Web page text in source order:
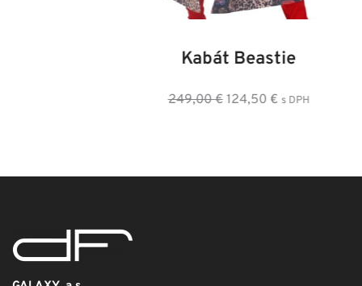
Kabát Beastie
Pôvodná
124,50€Aktuálna
s DPH